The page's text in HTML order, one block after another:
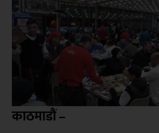
काठमाडौं –